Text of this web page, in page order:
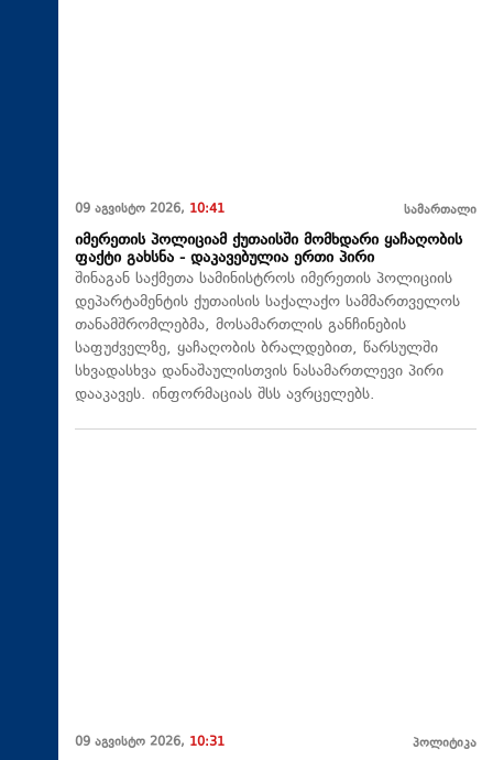
09 აგვისტო 2026, 10:41 სამართალი
იმერეთის პოლიციამ ქუთაისში მომხდარი ყაჩაღობის
ფაქტი გახსნა - დაკავებულია ერთი პირი
შინაგან საქმეთა სამინისტროს იმერეთის პოლიციის
დეპარტამენტის ქუთაისის საქალაქო სამმართველოს
თანამშრომლებმა, მოსამართლის განჩინების
საფუძველზე, ყაჩაღობის ბრალდებით, წარსულში
სხვადასხვა დანაშაულისთვის ნასამართლევი პირი
დააკავეს. ინფორმაციას შსს ავრცელებს.
09 აგვისტო 2026, 10:31 პოლიტიკა